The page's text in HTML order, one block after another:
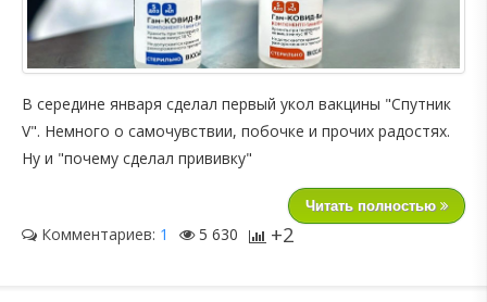
В середине января сделал первый укол вакцины "Спутник
V". Немного о самочувствии, побочке и прочих радостях.
Ну и "почему сделал прививку"
Читать полностью
Комментариев: 1 5 630 +2